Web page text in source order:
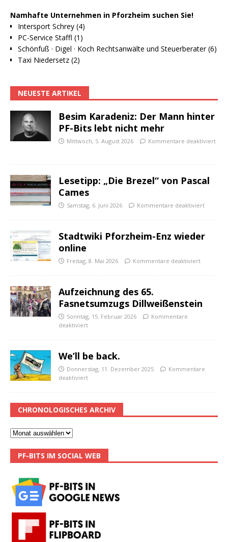
Namhafte Unternehmen in Pforzheim suchen Sie!
Intersport Schrey (4)
PC-Service Staffl (1)
Schönfuß · Digel · Koch Rechtsanwälte und Steuerberater (6)
Taxi Niedersetz (2)
NEUESTE ARTIKEL
Besim Karadeniz: Der Mann hinter
PF-Bits lebt nicht mehr
Mittwoch, 5. August 2026 Kommentare deaktiviert
Lesetipp: „Die Brezel“ von Pascal
Cames
Samstag, 6. Juni 2026 Kommentare deaktiviert
Stadtwiki Pforzheim-Enz wieder
online
Freitag, 8. Mai 2026 Kommentare deaktiviert
Aufzeichnung des 65.
Fasnetsumzugs Dillweißenstein
Sonntag, 15. Februar 2026
Kommentare
deaktiviert
We’ll be back.
Donnerstag, 11. Dezember 2025
Kommentare
deaktiviert
CHRONOLOGISCHES ARCHIV
PF-BITS IM SOCIAL WEB